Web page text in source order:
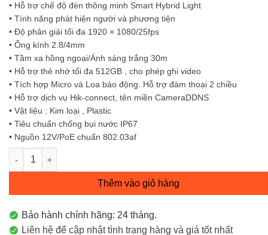
• Hỗ trợ chế độ đèn thông minh Smart Hybrid Light
• Tính năng phát hiện người và phương tiện
• Độ phân giải tối đa 1920 × 1080/25fps
• Ống kính 2.8/4mm
• Tầm xa hồng ngoại/Ánh sáng trắng 30m
• Hỗ trợ thẻ nhớ tối đa 512GB , cho phép ghi video
• Tích hợp Micro và Loa báo động. Hỗ trợ đàm thoại 2 chiều
• Hỗ trợ dịch vụ Hik-connect, tên miền CameraDDNS
• Vật liệu : Kim loại , Plastic
• Tiêu chuẩn chống bụi nước IP67
• Nguồn 12V/PoE chuẩn 802.03af
Camera IP hình trụ 2MP DS-2CD1023G2-LIUF/SL Hikvision số
Thêm vào giỏ hàng
Bảo hành chính hãng: 24 tháng.
Liên hệ để cập nhật tình trạng hàng và giá tốt nhất